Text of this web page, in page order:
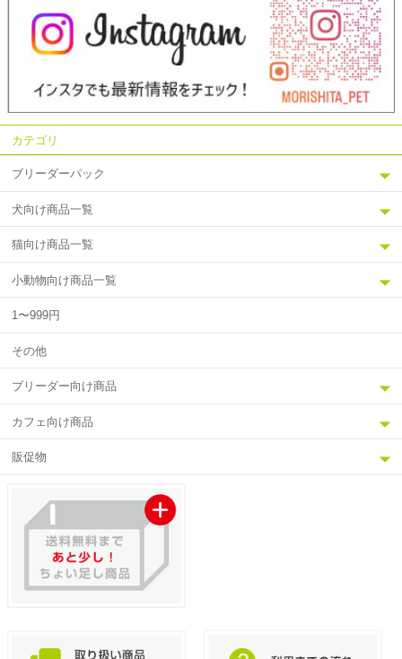
カテゴリ
ブリーダーパック
犬向け商品一覧
猫向け商品一覧
小動物向け商品一覧
1〜999円
その他
ブリーダー向け商品
カフェ向け商品
販促物